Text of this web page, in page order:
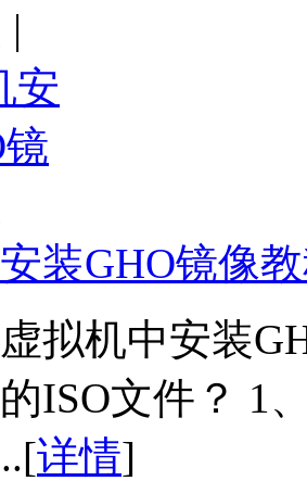
|
装GHO镜像
拟机中安装
ISO文件？ 1
详情]